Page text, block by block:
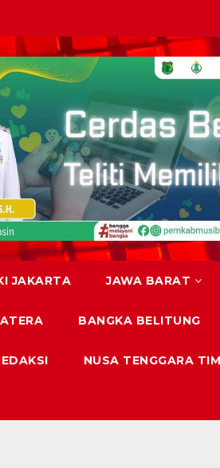
JAKARTA JAWA BARAT
BANGKA BELITUNG
NUSA TENGGARA